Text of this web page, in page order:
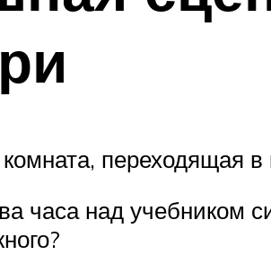
переходящая
часа над учебником